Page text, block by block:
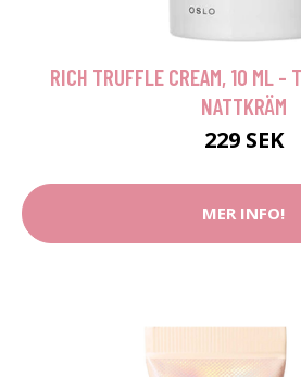
RICH TRUFFLE CREAM, 10 ML -
NATTKRÄM
229 SEK
MER INFO!